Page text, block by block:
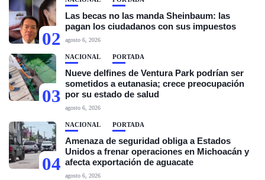
02
Las becas no las manda Sheinbaum: las
pagan los ciudadanos con sus impuestos
agosto 6, 2026
03
NACIONAL PORTADA
Nueve delfines de Ventura Park podrían ser
sometidos a eutanasia; crece preocupación
por su estado de salud
agosto 6, 2026
04
NACIONAL PORTADA
Amenaza de seguridad obliga a Estados
Unidos a frenar operaciones en Michoacán y
afecta exportación de aguacate
agosto 6, 2026